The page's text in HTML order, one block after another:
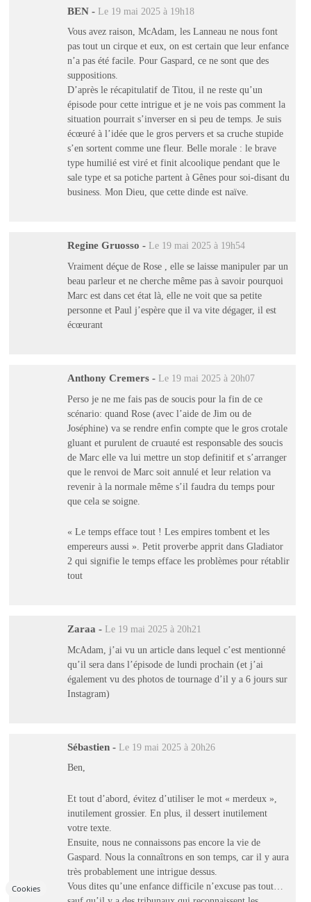
BEN - Le 19 mai 2025 à 19h18
Vous avez raison, McAdam, les Lanneau ne nous font
pas tout un cirque et eux, on est certain que leur enfance
n’a pas été facile. Pour Gaspard, ce ne sont que des
suppositions.
D’après le récapitulatif de Titou, il ne reste qu’un
épisode pour cette intrigue et je ne vois pas comment la
situation pourrait s’inverser en si peu de temps. Je suis
écœuré à l’idée que le gros pervers et sa cruche stupide
s’en sortent comme une fleur. Belle morale : le brave
type humilié est viré et finit alcoolique pendant que le
sale type et sa potiche partent à Gênes pour soi-disant du
business. Mon Dieu, que cette dinde est naïve.
Regine Gruosso - Le 19 mai 2025 à 19h54
Vraiment déçue de Rose , elle se laisse manipuler par un
beau parleur et ne cherche même pas à savoir pourquoi
Marc est dans cet état là, elle ne voit que sa petite
personne et Paul j’espère que il va vite dégager, il est
écœurant
Anthony Cremers - Le 19 mai 2025 à 20h07
Perso je ne me fais pas de soucis pour la fin de ce
scénario: quand Rose (avec l’aide de Jim ou de
Joséphine) va se rendre enfin compte que le gros crotale
gluant et purulent de cruauté est responsable des soucis
de Marc elle va lui mettre un stop definitif et s’arranger
que le renvoi de Marc soit annulé et leur relation va
revenir à la normale même s’il faudra du temps pour
que cela se soigne.
« Le temps efface tout ! Les empires tombent et les
empereurs aussi ». Petit proverbe apprit dans Gladiator
2 qui signifie le temps efface les problèmes pour rétablir
tout
Zaraa - Le 19 mai 2025 à 20h21
McAdam, j’ai vu un article dans lequel c’est mentionné
qu’il sera dans l’épisode de lundi prochain (et j’ai
également vu des photos de tournage d’il y a 6 jours sur
Instagram)
Sébastien - Le 19 mai 2025 à 20h26
Ben,
Et tout d’abord, évitez d’utiliser le mot « merdeux »,
inutilement grossier. En plus, il dessert inutilement
votre texte.
Ensuite, nous ne connaissons pas encore la vie de
Gaspard. Nous la connaîtrons en son temps, car il y aura
très probablement une intrigue dessus.
Vous dites qu’une enfance difficile n’excuse pas tout…
Cookies